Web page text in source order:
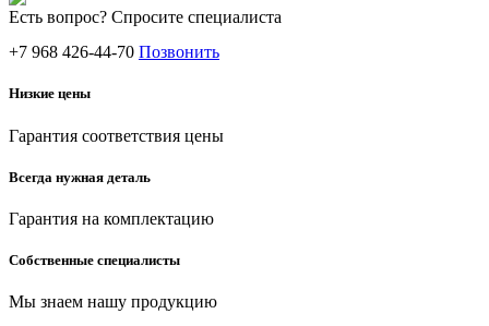
Есть вопрос? Спросите специалиста
+7 968 426-44-70 Позвонить
Низкие цены
Гарантия соответствия цены
Всегда нужная деталь
Гарантия на комплектацию
Собственные специалисты
Мы знаем нашу продукцию